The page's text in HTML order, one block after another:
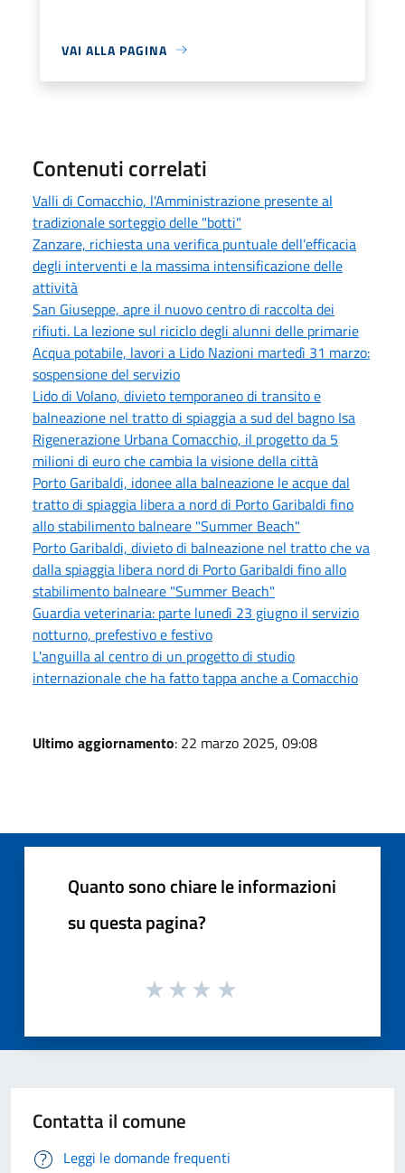
VAI ALLA PAGINA
Contenuti correlati
Valli di Comacchio, l'Amministrazione presente al
tradizionale sorteggio delle "botti"
Zanzare, richiesta una verifica puntuale dell’efficacia
degli interventi e la massima intensificazione delle
attività
San Giuseppe, apre il nuovo centro di raccolta dei
rifiuti. La lezione sul riciclo degli alunni delle primarie
Acqua potabile, lavori a Lido Nazioni martedì 31 marzo:
sospensione del servizio
Lido di Volano, divieto temporaneo di transito e
balneazione nel tratto di spiaggia a sud del bagno Isa
Rigenerazione Urbana Comacchio, il progetto da 5
milioni di euro che cambia la visione della città
Porto Garibaldi, idonee alla balneazione le acque dal
tratto di spiaggia libera a nord di Porto Garibaldi fino
allo stabilimento balneare "Summer Beach"
Porto Garibaldi, divieto di balneazione nel tratto che va
dalla spiaggia libera nord di Porto Garibaldi fino allo
stabilimento balneare "Summer Beach"
Guardia veterinaria: parte lunedì 23 giugno il servizio
notturno, prefestivo e festivo
L'anguilla al centro di un progetto di studio
internazionale che ha fatto tappa anche a Comacchio
Ultimo aggiornamento: 22 marzo 2025, 09:08
Quanto sono chiare le informazioni
su questa pagina?
Contatta il comune
Leggi le domande frequenti